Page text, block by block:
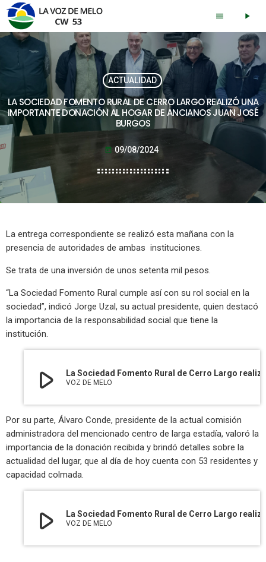
menu play_arrow
ACTUALIDAD
LA SOCIEDAD FOMENTO RURAL DE CERRO LARGO REALIZÓ UNA
IMPORTANTE DONACIÓN AL HOGAR DE ANCIANOS JUAN JOSÉ
BURGOS
today 09/08/2024
La entrega correspondiente se realizó esta mañana con la
presencia de autoridades de ambas instituciones.
Se trata de una inversión de unos setenta mil pesos.
“La Sociedad Fomento Rural cumple así con su rol social en la
sociedad”, indicó Jorge Uzal, su actual presidente, quien destacó
la importancia de la responsabilidad social que tiene la
institución.
play_arrow VOZ DE MELO
Por su parte, Álvaro Conde, presidente de la actual comisión
administradora del mencionado centro de larga estadía, valoró la
importancia de la donación recibida y brindó detalles sobre la
actualidad del lugar, que al día de hoy cuenta con 53 residentes y
capacidad colmada.
play_arrow VOZ DE MELO